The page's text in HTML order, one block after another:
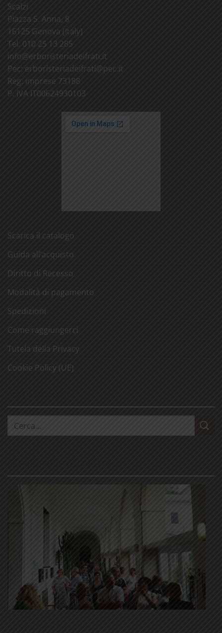
Scalzi
Piazza S. Anna, 8
16125 Genova (Italy)
Tel. 010 25 13 285
info@erboristeriadeifrati.it
Pec: erboristeriadeifrati@pec.it
Reg. imprese 73188
P. IVA IT00624930103
Scarica il catalogo
Guida all’acquisto
Diritto di Recesso
Modalità di pagamento
Spedizioni
Come raggiungerci
Tutela della Privacy
Cookie Policy (UE)
Cerca: